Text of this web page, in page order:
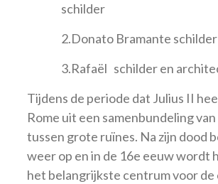
schilder
2.Donato Bramante
3.Rafaël schilder en
Tijdens de periode dat Julius II
Rome uit een samenbundeling
tussen grote ruïnes. Na zijn dood
weer op en in de 16e eeuw wordt
het belangrijkste centrum voor